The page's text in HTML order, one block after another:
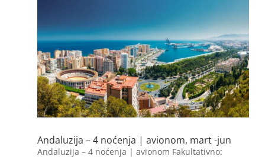
Andaluzija – 4 noćenja | avionom, mart -jun
Andaluzija – 4 noćenja | avionom Fakultativno: